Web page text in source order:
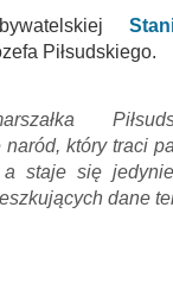
Piłsudskiego.
naród, który traci
a staje się
dane